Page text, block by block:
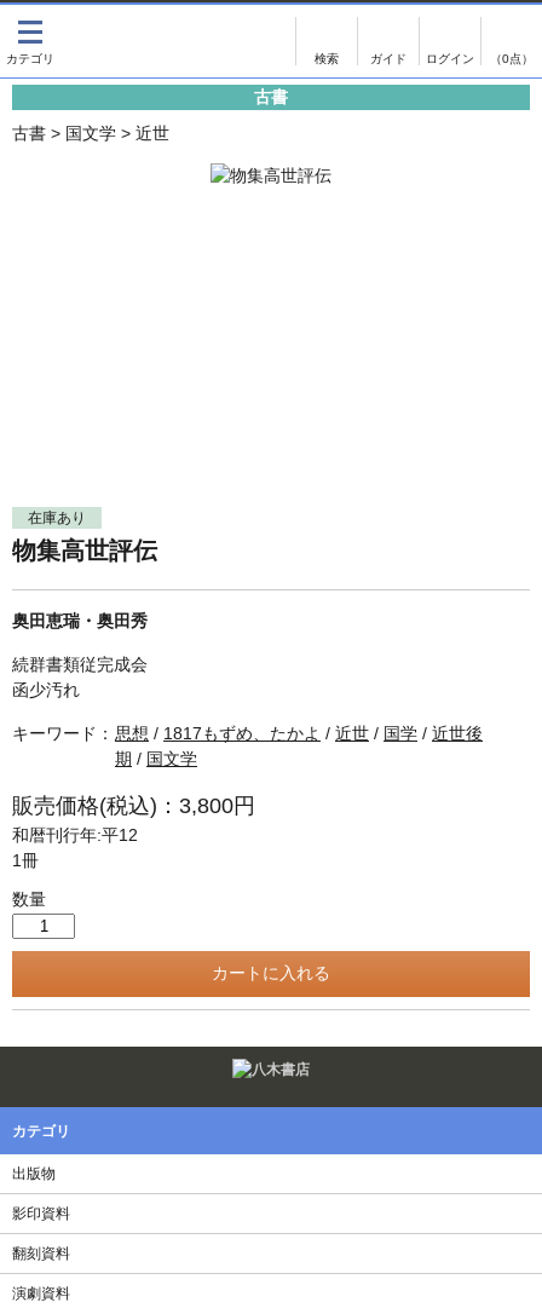
（0点）
影印資料
単行本◆日本語史
単行本◆美術
Ｗｅｂ版
美本なし
書誌学・目録
古書目録
画像がある商品のみ検索
古書
古書 > 国文学 > 近世
在庫あり
物集高世評伝
奥田恵瑞・奥田秀
続群書類従完成会
函少汚れ
キーワード： 思想 / 1817もずめ、たかよ / 近世 / 国学 / 近世後
期 / 国文学
販売価格(税込)：3,800円
和暦刊行年:平12
1冊
数量
カテゴリ
出版物
影印資料
翻刻資料
演劇資料